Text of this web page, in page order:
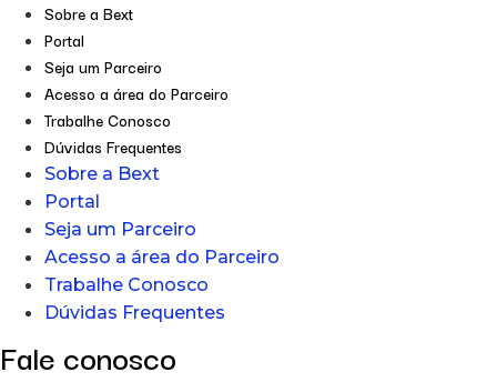
Sobre a Bext
Portal
Seja um Parceiro
Acesso a área do Parceiro
Trabalhe Conosco
Dúvidas Frequentes
Sobre a Bext
Portal
Seja um Parceiro
Acesso a área do Parceiro
Trabalhe Conosco
Dúvidas Frequentes
Fale conosco